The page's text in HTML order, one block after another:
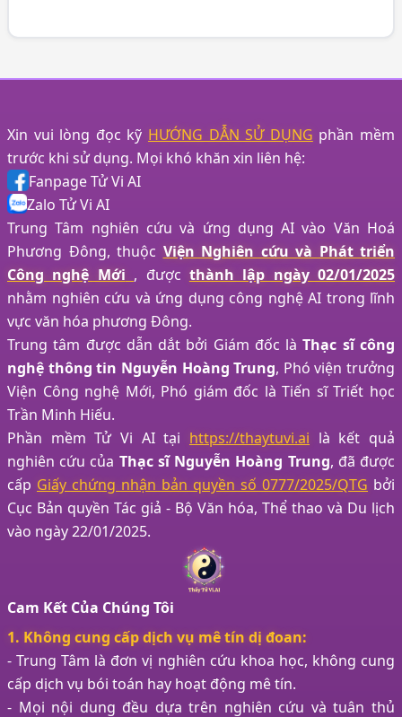
Xin vui lòng đọc kỹ HƯỚNG DẪN SỬ DỤNG phần mềm
trước khi sử dụng. Mọi khó khăn xin liên hệ:
Fanpage Tử Vi AI
Zalo Tử Vi AI
Trung Tâm nghiên cứu và ứng dụng AI vào Văn Hoá
Phương Đông, thuộc Viện Nghiên cứu và Phát triển
Công nghệ Mới , được thành lập ngày 02/01/2025
nhằm nghiên cứu và ứng dụng công nghệ AI trong lĩnh
vực văn hóa phương Đông.
Trung tâm được dẫn dắt bởi Giám đốc làThạc sĩ công
nghệ thông tin Nguyễn Hoàng Trung, Phó viện trưởng
Viện Công nghệ Mới, Phó giám đốc là Tiến sĩ Triết học
Trần Minh Hiếu.
Phần mềm Tử Vi AI tại https://thaytuvi.ai là kết quả
nghiên cứu của Thạc sĩ Nguyễn Hoàng Trung, đã được
cấp Giấy chứng nhận bản quyền số 0777/2025/QTG bởi
Cục Bản quyền Tác giả - Bộ Văn hóa, Thể thao và Du lịch
vào ngày 22/01/2025.
Cam Kết Của Chúng Tôi
1. Không cung cấp dịch vụ mê tín dị đoan:
- Trung Tâm là đơn vị nghiên cứu khoa học, không cung
cấp dịch vụ bói toán hay hoạt động mê tín.
- Mọi nội dung đều dựa trên nghiên cứu và tuân thủ